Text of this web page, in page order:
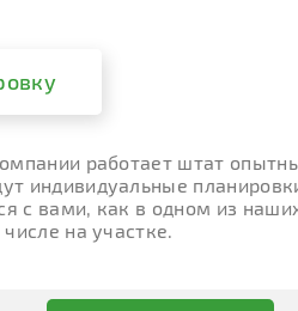
работает штат
индивидуальные
с вами, как в одном из
на участке.